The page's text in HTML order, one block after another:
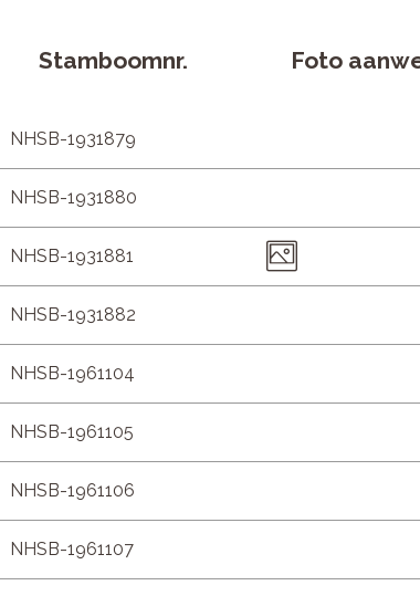
Stamboomnr. Foto
NHSB-1931879
NHSB-1931880
NHSB-1931881
NHSB-1931882
NHSB-1961104
NHSB-1961105
NHSB-1961106
NHSB-1961107